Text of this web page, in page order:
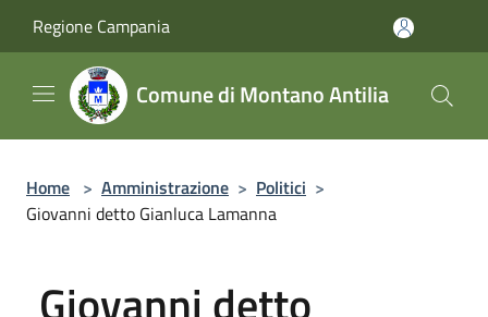
Regione Campania
Comune di Montano Antilia
Home > Amministrazione > Politici >
Giovanni detto Gianluca Lamanna